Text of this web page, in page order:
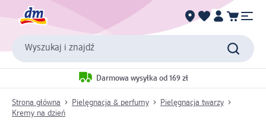
Wyszukaj i znajdź
Darmowa wysyłka od 169 zł
Strona główna Pielęgnacja & perfumy
Pielęgnacja twarzy
Kremy na dzień